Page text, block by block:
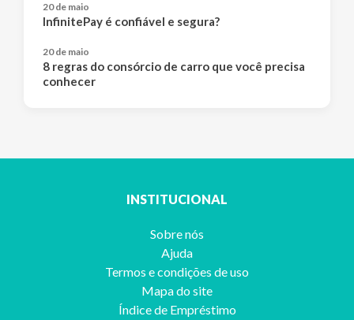
20 de maio
InfinitePay é confiável e segura?
20 de maio
8 regras do consórcio de carro que você precisa
conhecer
INSTITUCIONAL
Sobre nós
Ajuda
Termos e condições de uso
Mapa do site
Índice de Empréstimo